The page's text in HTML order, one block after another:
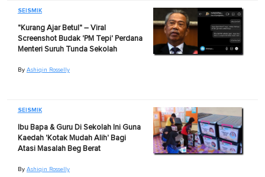
SEISMIK
"Kurang Ajar Betul" – Viral
Screenshot Budak 'PM Tepi' Perdana
Menteri Suruh Tunda Sekolah
By Ashiqin Rosselly
SEISMIK
Ibu Bapa & Guru Di Sekolah Ini Guna
Kaedah 'Kotak Mudah Alih' Bagi
Atasi Masalah Beg Berat
By Ashiqin Rosselly